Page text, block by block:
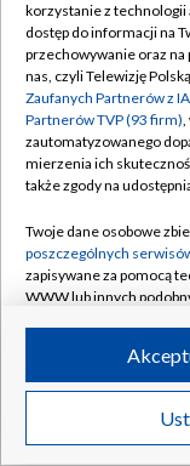
Abonament TVP
Emisja w TVP
Centrum
Naziemna
Rada
System NOS
Informacje o
Program dla prasy
Ogłoszenie
©2026
korzystanie z technologii
dostęp do informacji na
przechowywanie oraz
nas, czyli Telewizję
Zaufanych Partnerów z
Partnerów TVP (93 firm),
zautomatyzowanego
mierzenia ich
także zgody na
Twoje dane osobowe
poszczególnych
zapisywane za pomocą
WWW lub innych
ruchu w Internecie.
Twoje dane osobowe
poszczególnych